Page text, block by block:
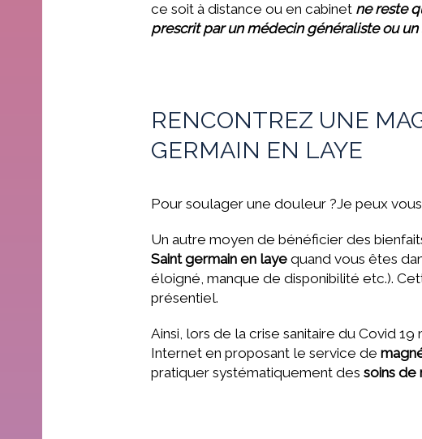
ce soit à distance ou en cabinet ne reste
prescrit par un médecin généraliste ou un
RENCONTREZ UNE
GERMAIN EN LAYE
Pour soulager une douleur ?Je peux
Un autre moyen de bénéficier des
Saint germain en laye quand vous êtes
éloigné, manque de disponibilité etc.).
présentiel.
Ainsi, lors de la crise sanitaire du Covid
Internet en proposant le service de
pratiquer systématiquement des soins de